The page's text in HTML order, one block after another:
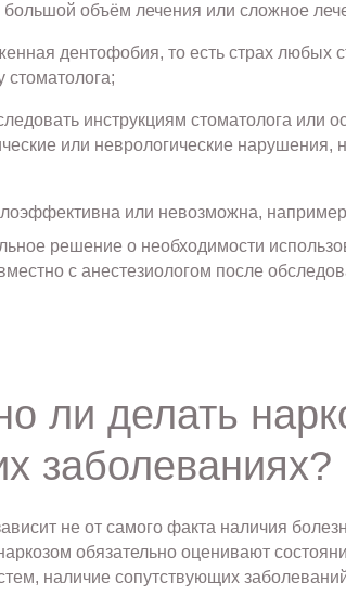
большой объём лечения или сложное
дентофобия, то есть страх любых
стоматолога;
инструкциям стоматолога или
или неврологические нарушения,
или невозможна,
решение о необходимости
с анестезиологом после
ли делать
заболеваниях?
не от самого факта наличия
обязательно оценивают
наличие сопутствующих